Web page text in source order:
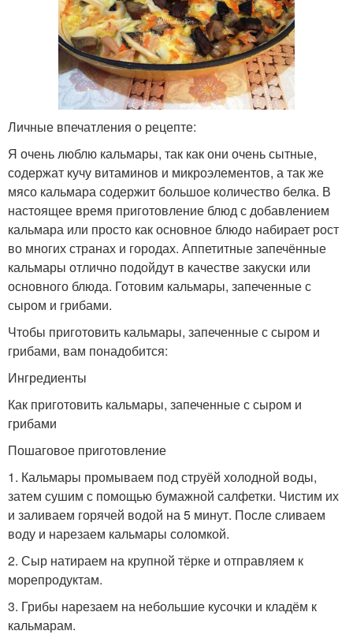
Личные впечатления о рецепте:
Я очень люблю кальмары, так как они очень сытные,
содержат кучу витаминов и микроэлементов, а так же
мясо кальмара содержит большое количество белка. В
настоящее время приготовление блюд с добавлением
кальмара или просто как основное блюдо набирает рост
во многих странах и городах. Аппетитные запечённые
кальмары отлично подойдут в качестве закуски или
основного блюда. Готовим кальмары, запеченные с
сыром и грибами.
Чтобы приготовить кальмары, запеченные с сыром и
грибами, вам понадобится:
Ингредиенты
Как приготовить кальмары, запеченные с сыром и
грибами
Пошаговое приготовление
1. Кальмары промываем под струёй холодной воды,
затем сушим с помощью бумажной салфетки. Чистим их
и заливаем горячей водой на 5 минут. После сливаем
воду и нарезаем кальмары соломкой.
2. Сыр натираем на крупной тёрке и отправляем к
морепродуктам.
3. Грибы нарезаем на небольшие кусочки и кладём к
кальмарам.